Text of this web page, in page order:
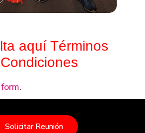
aquí Términos
.
Solicitar Reunión